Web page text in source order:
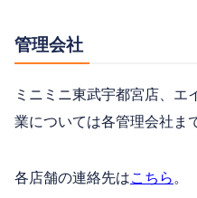
管理会社
ミニミニ東武宇都宮店、エ
業については各管理会社ま
各店舗の連絡先はこちら 。